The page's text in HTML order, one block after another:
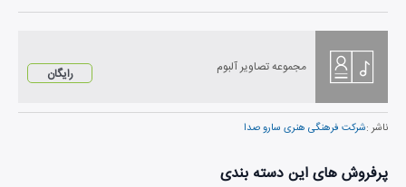
مجموعه تصاویر آلبوم رایگان
ناشر :شرکت فرهنگی هنری سارو صدا
پرفروش های این دسته بندی